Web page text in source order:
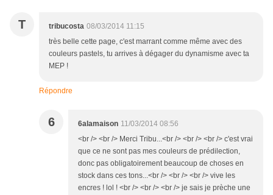
T tribucosta 08/03/2014 11:15
très belle cette page, c'est marrant comme même avec des
couleurs pastels, tu arrives à dégager du dynamisme avec ta
MEP !
Répondre
6 6alamaison 11/03/2014 08:56
<br /> <br /> Merci Tribu...<br /> <br /> <br /> c'est vrai
que ce ne sont pas mes couleurs de prédilection,
donc pas obligatoirement beaucoup de choses en
stock dans ces tons...<br /> <br /> <br /> vive les
encres ! lol ! <br /> <br /> <br /> je sais je prèche une